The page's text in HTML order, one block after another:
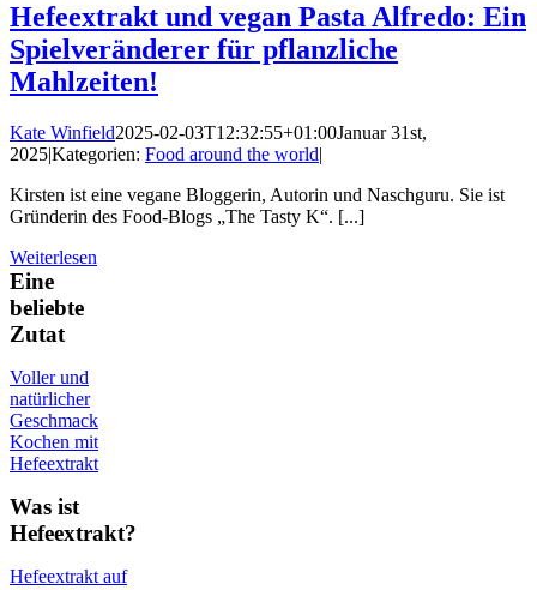
Hefeextrakt und vegan Pasta Alfredo: Ein
Spielveränderer für pflanzliche
Mahlzeiten!
Kate Winfield2025-02-03T12:32:55+01:00Januar 31st,
2025|Kategorien: Food around the world|
Kirsten ist eine vegane Bloggerin, Autorin und Naschguru. Sie ist
Gründerin des Food-Blogs „The Tasty K“. [...]
Weiterlesen
Eine
beliebte
Zutat
Voller und
natürlicher
Geschmack
Kochen mit
Hefeextrakt
Was ist
Hefeextrakt?
Hefeextrakt auf